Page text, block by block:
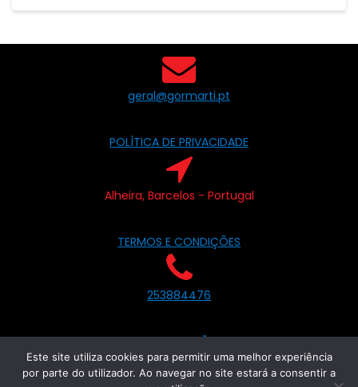
geral@gormarti.pt
POLÍTICA DE PRIVACIDADE
Alheira, Barcelos - Portugal
TERMOS E CONDIÇÕES
253884476
LIVRO DE RECLAMAÇÕES ON-LINE
Este site utiliza cookies para permitir uma melhor experiência
por parte do utilizador. Ao navegar no site estará a consentir a